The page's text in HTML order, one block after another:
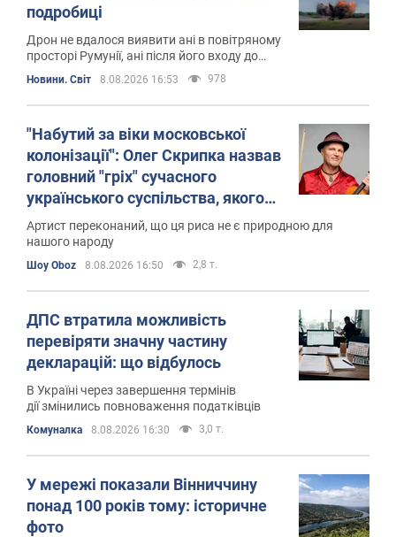
подробиці
Дрон не вдалося виявити ані в повітряному
просторі Румунії, ані після його входу до
Новини. Світ 8.08.2026 16:53 978
"Набутий за віки московської
колонізації": Олег Скрипка назвав
головний "гріх" сучасного
українського суспільства, якого
необхідно позбутися
Артист переконаний, що ця риса не є природною для
нашого народу
Шоу Oboz 8.08.2026 16:50 2,8 т.
ДПС втратила можливість
перевіряти значну частину
декларацій: що відбулось
В Україні через завершення термінів
дії змінились повноваження податківців
Комуналка 8.08.2026 16:30 3,0 т.
У мережі показали Вінниччину
понад 100 років тому: історичне
фото